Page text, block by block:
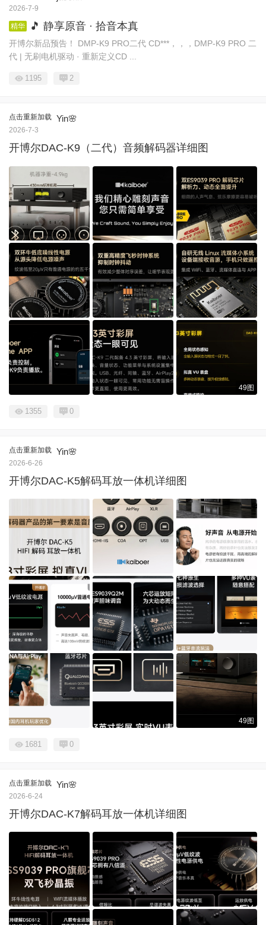
2026-7-9
精华 🎵 静享原音 · 拾音本真
开博尔新品预告！ DMP-K9 PRO二代 CD***，，，DMP-K9 PRO 二
代 | 无刷电机驱动 · 重新定义CD ...
1195 2
点击重新加载 Yin🌸
2026-7-3
开博尔DAC-K9（二代）音频解码器详细图
49图
1355 0
点击重新加载 Yin🌸
2026-6-26
开博尔DAC-K5解码耳放一体机详细图
49图
1681 0
点击重新加载 Yin🌸
2026-6-24
开博尔DAC-K7解码耳放一体机详细图